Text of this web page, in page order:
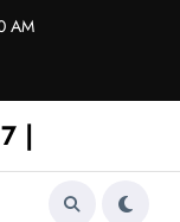
AM
|